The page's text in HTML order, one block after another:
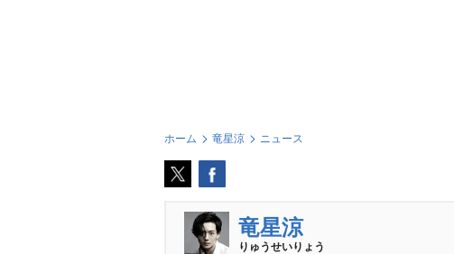
ホーム 竜星涼 ニュース
竜星涼
りゅうせいりょう